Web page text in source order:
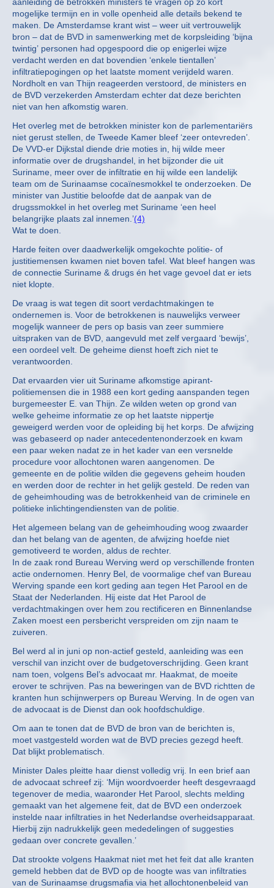
mogelijke termijn en in volle openheid alle details bekend te
maken. De Amsterdamse krant wist – weer uit vertrouwelijk
bron – dat de BVD in samenwerking met de korpsleiding ‘bijna
twintig’ personen had opgespoord die op enigerlei wijze
verdacht werden en dat bovendien ‘enkele tientallen’
infiltratiepogingen op het laatste moment verijdeld waren.
Nordholt en van Thijn reageerden verstoord, de ministers en
de BVD verzekerden Amsterdam echter dat deze berichten
niet van hen afkomstig waren.
Het overleg met de betrokken minister kon de parlementariërs
niet gerust stellen, de Tweede Kamer bleef ‘zeer ontevreden’.
De VVD-er Dijkstal diende drie moties in, hij wilde meer
informatie over de drugshandel, in het bijzonder die uit
Suriname, meer over de infiltratie en hij wilde een landelijk
team om de Surinaamse cocaïnesmokkel te onderzoeken. De
minister van Justitie beloofde dat de aanpak van de
drugssmokkel in het overleg met Suriname ‘een heel
belangrijke plaats zal innemen.’(4)
Wat te doen.
Harde feiten over daadwerkelijk omgekochte politie- of
justitiemensen kwamen niet boven tafel. Wat bleef hangen was
de connectie Suriname & drugs én het vage gevoel dat er iets
niet klopte.
De vraag is wat tegen dit soort verdachtmakingen te
ondernemen is. Voor de betrokkenen is nauwelijks verweer
mogelijk wanneer de pers op basis van zeer summiere
uitspraken van de BVD, aangevuld met zelf vergaard ‘bewijs’,
een oordeel velt. De geheime dienst hoeft zich niet te
verantwoorden.
Dat ervaarden vier uit Suriname afkomstige apirant-
politiemensen die in 1988 een kort geding aanspanden tegen
burgemeester E. van Thijn. Ze wilden weten op grond van
welke geheime informatie ze op het laatste nippertje
geweigerd werden voor de opleiding bij het korps. De afwijzing
was gebaseerd op nader antecedentenonderzoek en kwam
een paar weken nadat ze in het kader van een versnelde
procedure voor allochtonen waren aangenomen. De
gemeente en de politie wilden die gegevens geheim houden
en werden door de rechter in het gelijk gesteld. De reden van
de geheimhouding was de betrokkenheid van de criminele en
politieke inlichtingendiensten van de politie.
Het algemeen belang van de geheimhouding woog zwaarder
dan het belang van de agenten, de afwijzing hoefde niet
gemotiveerd te worden, aldus de rechter.
In de zaak rond Bureau Werving werd op verschillende fronten
actie ondernomen. Henry Bel, de voormalige chef van Bureau
Werving spande een kort geding aan tegen Het Parool en de
Staat der Nederlanden. Hij eiste dat Het Parool de
verdachtmakingen over hem zou rectificeren en Binnenlandse
Zaken moest een persbericht verspreiden om zijn naam te
zuiveren.
Bel werd al in juni op non-actief gesteld, aanleiding was een
verschil van inzicht over de budgetoverschrijding. Geen krant
nam toen, volgens Bel’s advocaat mr. Haakmat, de moeite
erover te schrijven. Pas na beweringen van de BVD richtten de
kranten hun schijnwerpers op Bureau Werving. In de ogen van
de advocaat is de Dienst dan ook hoofdschuldige.
Om aan te tonen dat de BVD de bron van de berichten is,
moet vastgesteld worden wat de BVD precies gezegd heeft.
Dat blijkt problematisch.
Minister Dales pleitte haar dienst volledig vrij. In een brief aan
de advocaat schreef zij: ‘Mijn woordvoerder heeft desgevraagd
tegenover de media, waaronder Het Parool, slechts melding
gemaakt van het algemene feit, dat de BVD een onderzoek
instelde naar infiltraties in het Nederlandse overheidsapparaat.
Hierbij zijn nadrukkelijk geen mededelingen of suggesties
gedaan over concrete gevallen.’
Dat strookte volgens Haakmat niet met het feit dat alle kranten
gemeld hebben dat de BVD op de hoogte was van infiltraties
van de Surinaamse drugsmafia via het allochtonenbeleid van